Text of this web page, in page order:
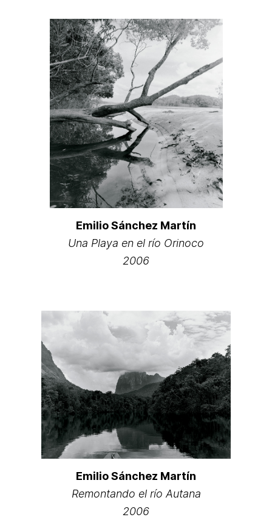
Emilio Sánchez Martín
Una Playa en el río Orinoco
2006
Emilio Sánchez Martín
Remontando el río Autana
2006